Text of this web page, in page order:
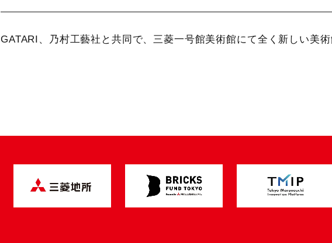
GATARI、乃村工藝社と共同で、三菱一号館美術館にて全く新しい美